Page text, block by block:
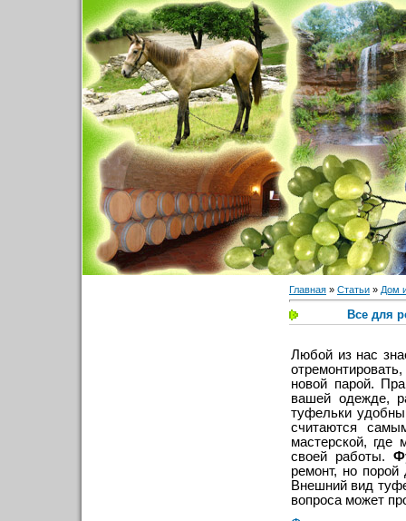
Главная » Статьи » Дом
Все для
Любой из нас
новой парой.
вашей одежде,
туфельки
считаются
мастерской, где
своей работы.
ремонт, но
Внешний вид
вопроса может